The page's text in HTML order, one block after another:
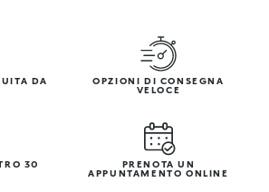
DA
OPZIONI DI CONSEGNA
VELOCE
30
PRENOTA UN
APPUNTAMENTO ONLINE